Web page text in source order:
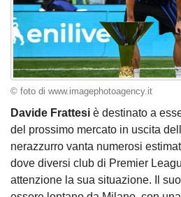
© foto di www.imagephotoagency.it
Davide Frattesi è destinato a
del prossimo mercato in uscita
nerazzurro vanta numerosi
dove diversi club di Premier
attenzione la sua situazione. Il